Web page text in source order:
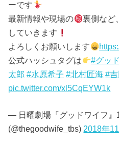
ーです
最新情報や現場の
裏側など
していきます
よろしくお願いします
公式ハッシュタグは
#グッ
太郎 #水原希子 #北村匠海 #
pic.twitter.com/xl5CqEYW1k
— 日曜劇場『グッドワイフ』
(@thegoodwife_tbs) 2018年